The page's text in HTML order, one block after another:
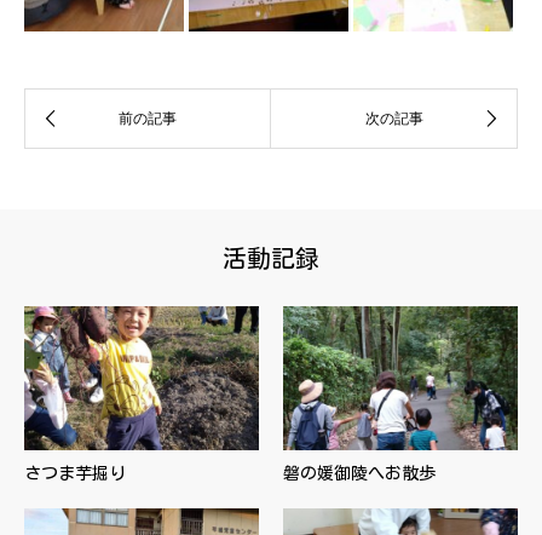
活動記録
さつま芋掘り 磐の媛御陵へお散歩